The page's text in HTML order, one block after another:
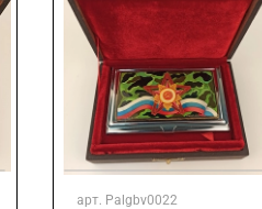
арт. Palgbv0022